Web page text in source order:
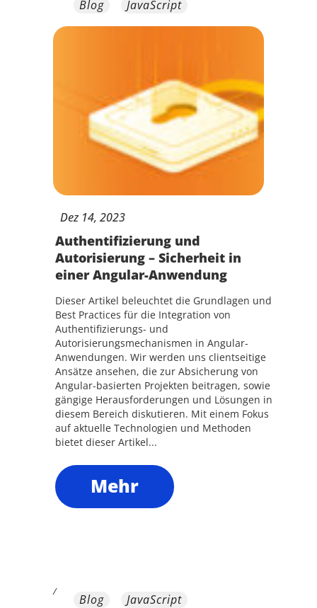
Blog JavaScript
Dez 14, 2023
Authentifizierung und
Autorisierung – Sicherheit in
einer Angular-Anwendung
Dieser Artikel beleuchtet die Grundlagen und
Best Practices für die Integration von
Authentifizierungs- und
Autorisierungsmechanismen in Angular-
Anwendungen. Wir werden uns clientseitige
Ansätze ansehen, die zur Absicherung von
Angular-basierten Projekten beitragen, sowie
gängige Herausforderungen und Lösungen in
diesem Bereich diskutieren. Mit einem Fokus
auf aktuelle Technologien und Methoden
bietet dieser Artikel...
Mehr
/
Blog JavaScript